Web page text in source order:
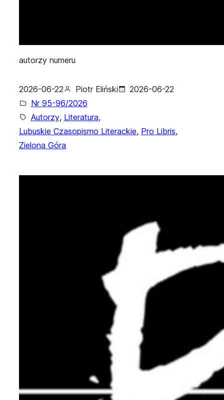
autorzy numeru
2026-06-22 Piotr Eliński
2026-06-22
Nr 95-96/2026
Autorzy, Literatura,
Lubuskie Czasopismo Literackie, Pro Libris,
Zielona Góra